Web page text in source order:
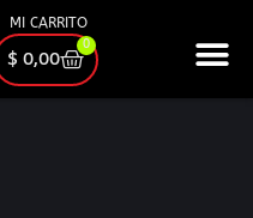
MI CARRITO
$ 0,00
0